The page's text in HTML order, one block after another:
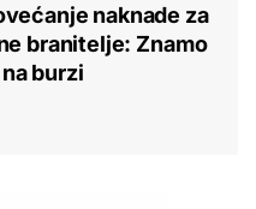
naknade za
branitelje: Znamo
burzi